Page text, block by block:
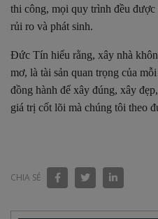
thi công, mọi quy trình đều được
rủi ro và phát sinh.
Đức Tín hiểu rằng, xây nhà
mơ, là tài sản quan trọng của
đồng hành để xây đúng, xây
giá trị cốt lõi mà chúng tôi theo
CHIA SẺ